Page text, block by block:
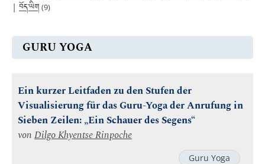
| བོད་ཡིག (9)
GURU YOGA
Ein kurzer Leitfaden zu den Stufen der
Visualisierung für das Guru-Yoga der Anrufung in
Sieben Zeilen: „Ein Schauer des Segens“
von Dilgo Khyentse Rinpoche
Guru Yoga